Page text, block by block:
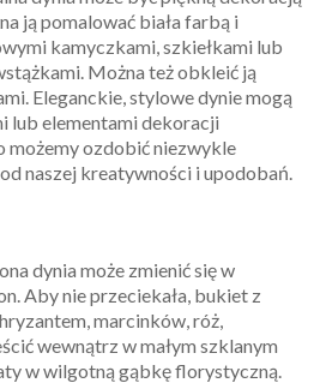
ją pomalować biała farbą i
kamyczkami, szkiełkami lub
Można też obkleić ją
Eleganckie, stylowe dynie mogą
lub elementami dekoracji
możemy ozdobić niezwykle
naszej kreatywności i upodobań.
dynia może zmienić się w
Aby nie przeciekała, bukiet z
marcinków, róż,
wewnątrz w małym szklanym
w wilgotną gąbkę florystyczną.